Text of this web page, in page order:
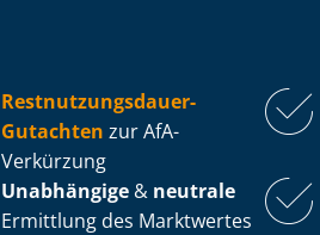
Rest­nut­zungs­dau­er-
Gutachten zur AfA-
Verkürzung
Unabhängige & neutrale
Ermittlung des Marktwertes